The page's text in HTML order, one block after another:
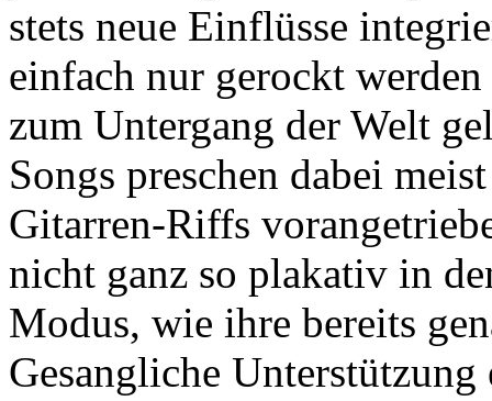
stets neue Einflüsse
einfach nur gerockt
zum Untergang der Welt
Songs preschen dabei
Gitarren-Riffs
nicht ganz so plakativ in
Modus, wie ihre bereits
Gesangliche